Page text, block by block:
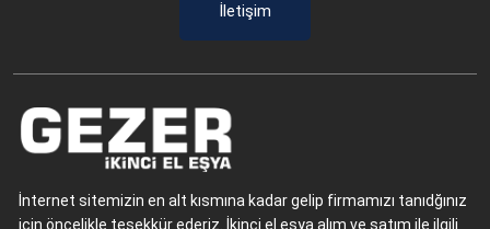
İletişim
İnternet sitemizin en alt kısmına kadar gelip firmamızı tanıdğınız
için öncelikle teşekkür ederiz. İkinci el eşya alım ve satım ile ilgili